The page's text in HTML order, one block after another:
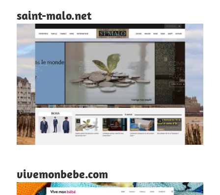
saint-malo.net
vivemonbebe.com